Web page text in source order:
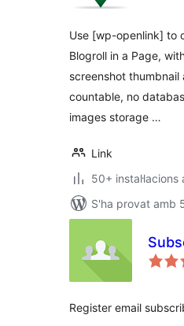
Use [wp-openlink] to
Blogroll in a Page,
screenshot thumbnail
countable, no
images storage …
Link
50+ instal·lacions
S'ha provat amb
Register email